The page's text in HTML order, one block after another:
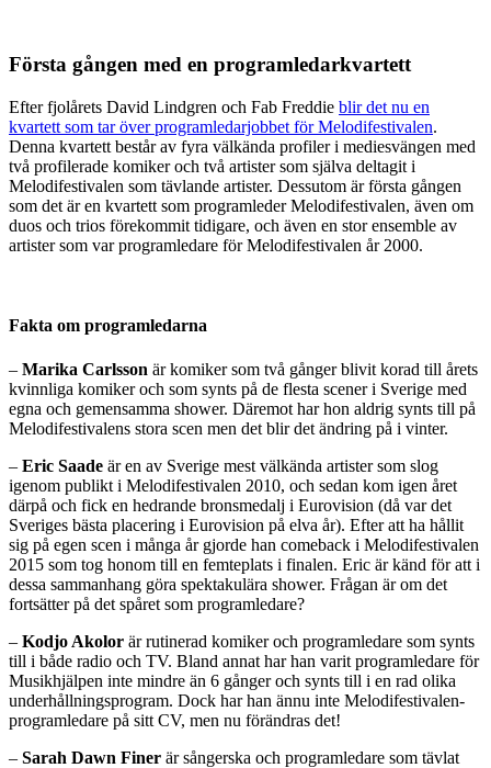
Första gången med en programledarkvartett
Efter fjolårets David Lindgren och Fab Freddie blir det nu en
kvartett som tar över programledarjobbet för Melodifestivalen.
Denna kvartett består av fyra välkända profiler i mediesvängen med
två profilerade komiker och två artister som själva deltagit i
Melodifestivalen som tävlande artister. Dessutom är första gången
som det är en kvartett som programleder Melodifestivalen, även om
duos och trios förekommit tidigare, och även en stor ensemble av
artister som var programledare för Melodifestivalen år 2000.
Fakta om programledarna
– Marika Carlsson är komiker som två gånger blivit korad till årets
kvinnliga komiker och som synts på de flesta scener i Sverige med
egna och gemensamma shower. Däremot har hon aldrig synts till på
Melodifestivalens stora scen men det blir det ändring på i vinter.
– Eric Saade är en av Sverige mest välkända artister som slog
igenom publikt i Melodifestivalen 2010, och sedan kom igen året
därpå och fick en hedrande bronsmedalj i Eurovision (då var det
Sveriges bästa placering i Eurovision på elva år). Efter att ha hållit
sig på egen scen i många år gjorde han comeback i Melodifestivalen
2015 som tog honom till en femteplats i finalen. Eric är känd för att i
dessa sammanhang göra spektakulära shower. Frågan är om det
fortsätter på det spåret som programledare?
– Kodjo Akolor är rutinerad komiker och programledare som synts
till i både radio och TV. Bland annat har han varit programledare för
Musikhjälpen inte mindre än 6 gånger och synts till i en rad olika
underhållningsprogram. Dock har han ännu inte Melodifestivalen-
programledare på sitt CV, men nu förändras det!
– Sarah Dawn Finer är sångerska och programledare som tävlat